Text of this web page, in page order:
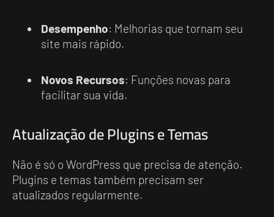
Desempenho: Melhorias que tornam seu
site mais rápido.
Novos Recursos: Funções novas para
facilitar sua vida.
Atualização de Plugins e Temas
Não é só o WordPress que precisa de atenção.
Plugins e temas também precisam ser
atualizados regularmente.